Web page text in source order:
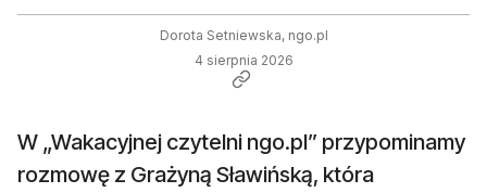
Dorota Setniewska, ngo.pl
4 sierpnia 2026
W „Wakacyjnej czytelni ngo.pl” przypominamy
rozmowę z Grażyną Sławińską, która